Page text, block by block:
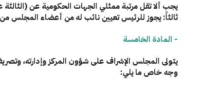
يجب ألا تقل مرتبة ممثلي الجهات الحكومية عن
ثالثاً: يجوز للرئيس تعيين نائب له من أعضاء المجلس
- المادة الخامسة
يتولى المجلس الإشراف على شؤون المركز وإدارته،
وجه خاص ما يلي: